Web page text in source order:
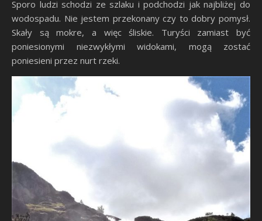
Sporo ludzi schodzi ze szlaku i podchodzi jak najbliżej do
wodospadu. Nie jestem przekonany czy to dobry pomysł.
Skały są mokre, a więc śliskie. Turyści zamiast być
poniesionymi niezwykłymi widokami, mogą zostać
poniesieni przez nurt rzeki.